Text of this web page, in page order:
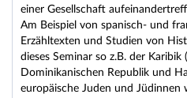
einer Gesellschaft
Am Beispiel von spanisch- und
Erzähltexten und Studien von
dieses Seminar so z.B. der Karibik
Dominikanischen Republik und
europäische Juden und Jüdinnen